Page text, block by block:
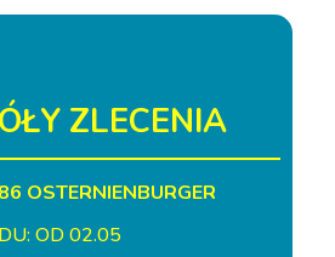
ZLECENIA
OSTERNIENBURGER
OD 02.05